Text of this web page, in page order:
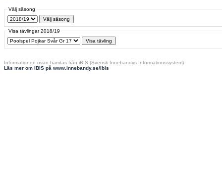
Välj säsong
Visa tävlingar 2018/19
Informationen ovan hämtas från iBIS (Svensk Innebandys Informationssystem)
Läs mer om iBIS på www.innebandy.se/ibis